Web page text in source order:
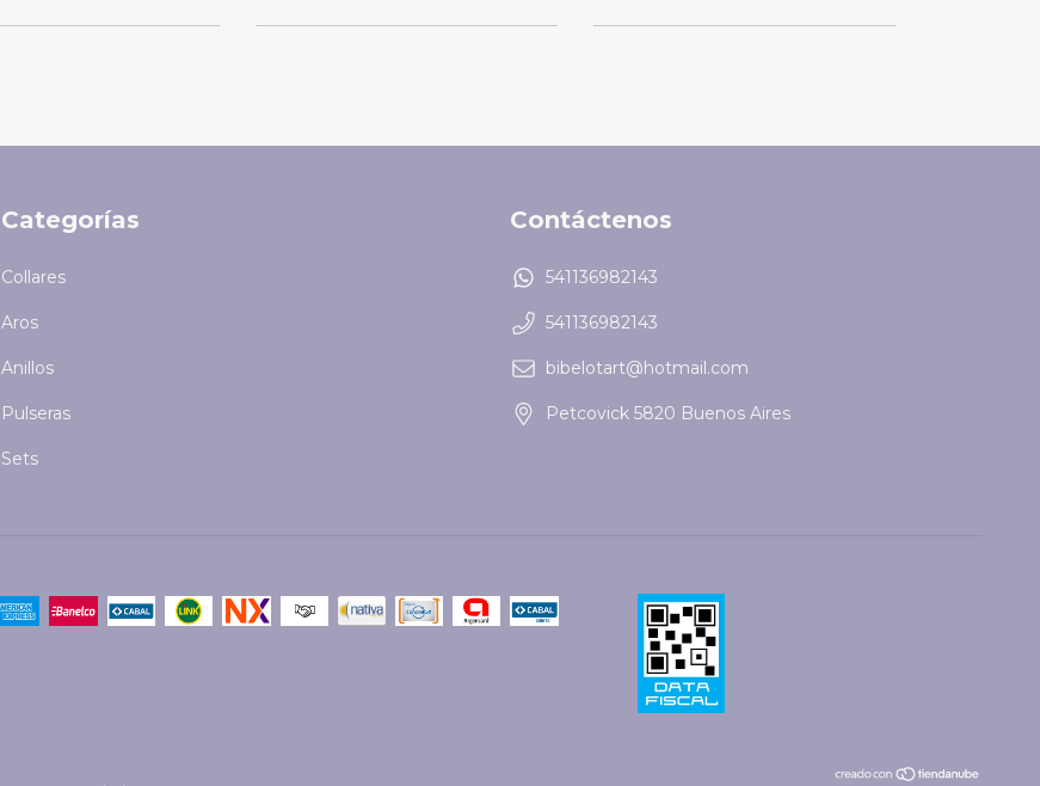
Categorías
Collares
Aros
Anillos
Pulseras
Sets
Contáctenos
541136982143
541136982143
bibelotart@hotmail.com
Petcovick 5820 Buenos Aires